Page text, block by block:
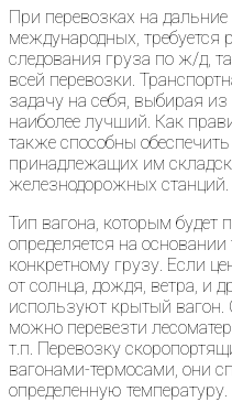
При перевозках на дальние
международных,
следования груза по ж/д,
всей перевозки.
задачу на себя, выбирая
наиболее лучший. Как
также способны
принадлежащих им
железнодорожных станций.
Тип вагона, которым будет
определяется на
конкретному грузу. Если
от солнца, дождя, ветра, и
используют крытый
можно перевезти
т.п. Перевозку
вагонами-термосами, они
определенную температуру.